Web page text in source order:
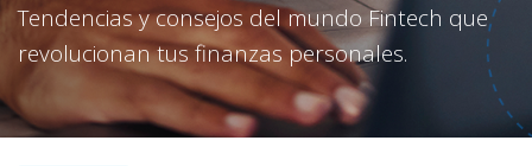
Tendencias y consejos del mundo Fintech que
revolucionan tus finanzas personales.